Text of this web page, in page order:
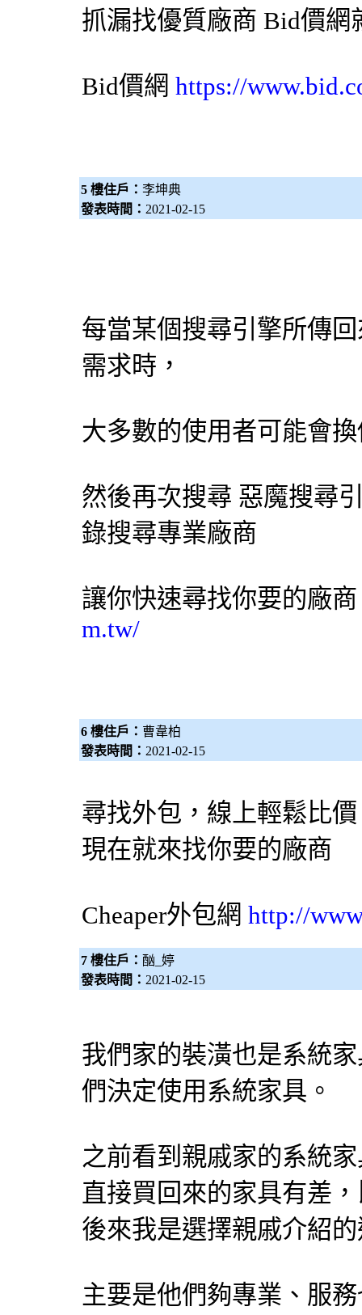
抓漏找優質廠商 Bid價網
Bid價網 https://
5 樓住戶： 李坤典
發表時間： 2021-02-15
每當某個搜尋引擎所傳
需求時，
大多數的使用者可能會
然後再次搜尋 惡魔搜尋
錄搜尋專業廠商
讓你快速尋找你要的廠
m.tw/
6 樓住戶： 曹韋柏
發表時間： 2021-02-15
尋找外包，線上輕鬆比
現在就來找你要的廠商
Cheaper外包網 http://
7 樓住戶： 酗_婷
發表時間： 2021-02-15
我們家的裝潢也是系統
們決定使用系統家具。
之前看到親戚家的系統
直接買回來的家具有差
後來我是選擇親戚介紹
主要是他們夠專業、服